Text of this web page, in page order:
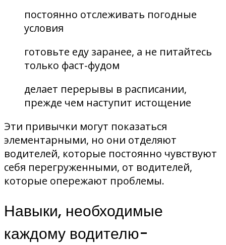
постоянно отслеживать погодные
условия
готовьте еду заранее, а не питайтесь
только фаст-фудом
делает перерывы в расписании,
прежде чем наступит истощение
Эти привычки могут показаться
элементарными, но они отделяют
водителей, которые постоянно чувствуют
себя перегруженными, от водителей,
которые опережают проблемы.
Навыки, необходимые
каждому водителю-